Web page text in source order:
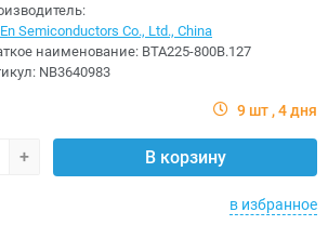
Semiconductors Co., Ltd., China
наименование: BTA225-800B.127
NB3640983
9 шт 4 дня
+ В корзину
в избранное